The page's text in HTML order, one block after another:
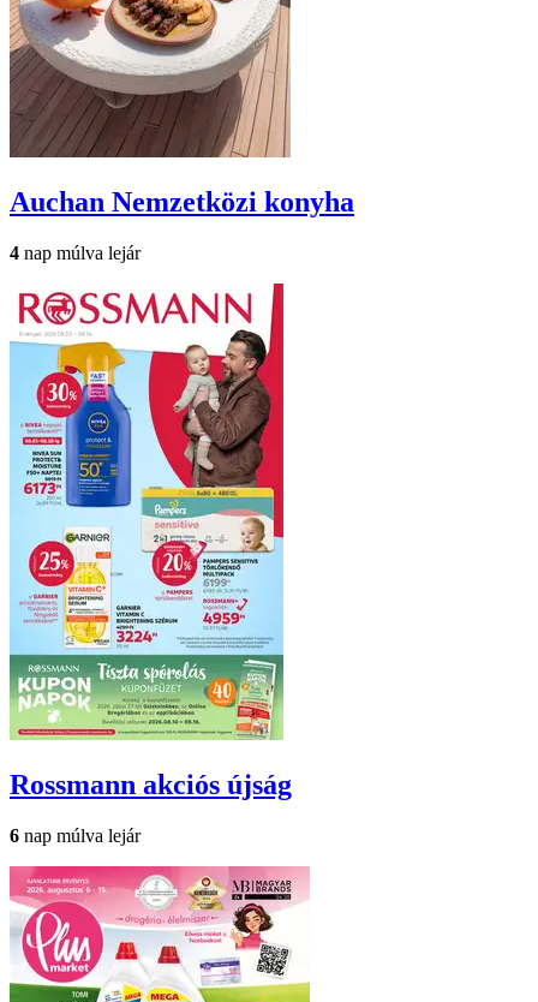
Auchan Nemzetközi konyha
4 nap múlva lejár
Rossmann akciós újság
6 nap múlva lejár